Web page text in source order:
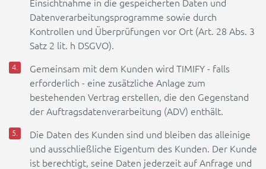
Einsichtnahme in die gespeicherten Daten und
Datenverarbeitungsprogramme sowie durch
Kontrollen und Überprüfungen vor Ort (Art. 28 Abs. 3
Satz 2 lit. h DSGVO).
Gemeinsam mit dem Kunden wird TIMIFY - falls
erforderlich - eine zusätzliche Anlage zum
bestehenden Vertrag erstellen, die den Gegenstand
der Auftragsdatenverarbeitung (ADV) enthält.
Die Daten des Kunden sind und bleiben das alleinige
und ausschließliche Eigentum des Kunden. Der Kunde
ist berechtigt, seine Daten jederzeit auf Anfrage und